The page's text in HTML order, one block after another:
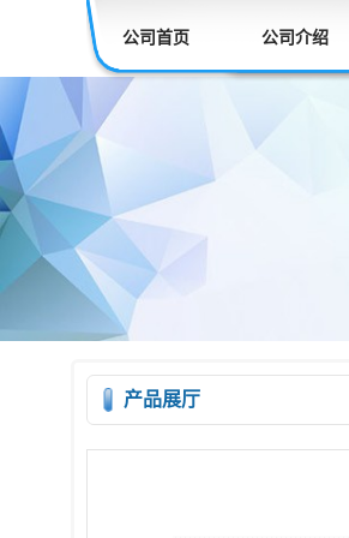
公司首页 公司介绍
产品展厅